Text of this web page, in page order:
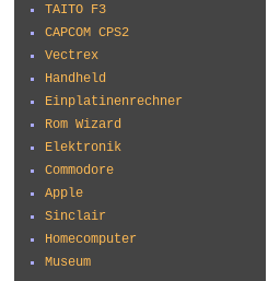
TAITO F3
CAPCOM CPS2
Vectrex
Handheld
Einplatinenrechner
Rom Wizard
Elektronik
Commodore
Apple
Sinclair
Homecomputer
Museum